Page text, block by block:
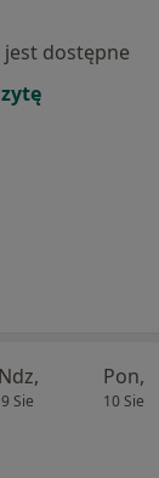
dostępne
Ndz,
9 Sie
Pon,
10 Sie